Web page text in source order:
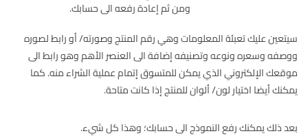
ومن ثم إعادة رفعه الى حسابك.
سيتعين عليك تعبئة المعلومات وهي رقم المنتج وصورته/ أو رابط لصوره
ووصفه وسعره ونوعه وتصنيفه إضافة الى العنصر الأهم وهو رابط الى
موقعك الإلكتروني الذي يمكن للمتسوق إتمام عملية الشراء منه. كما
يمكنك أيضا اختيار لون/ ألوان للمنتج إذا كانت متاحة.
بعد ذلك يمكنك رفع النموذج الى حسابك؛ وهذا كل شيء.